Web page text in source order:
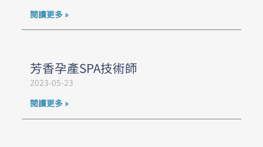
閱讀更多 »
芳香孕產SPA技術師
2023-05-23
閱讀更多 »